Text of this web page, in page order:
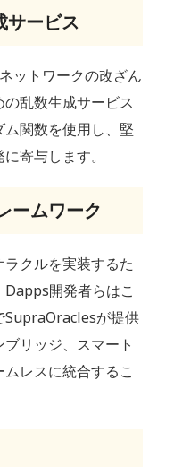
ービス
ットワークの改ざん
乱数生成サービス
関数を使用し、堅
寄与します。
ームワーク
クルを実装するた
開発者らはこ
SupraOraclesが提供
リッジ、スマート
レスに統合するこ